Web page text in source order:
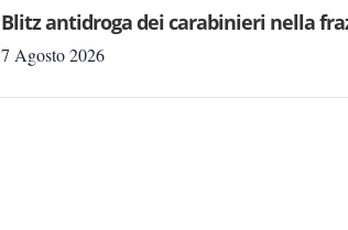
Blitz antidroga dei carabinieri nella
7 Agosto 2026